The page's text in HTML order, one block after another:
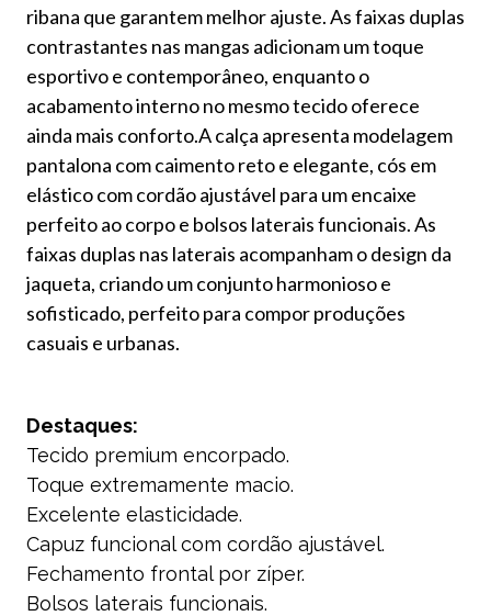
ribana que garantem melhor ajuste. As faixas duplas
contrastantes nas mangas adicionam um toque
esportivo e contemporâneo, enquanto o
acabamento interno no mesmo tecido oferece
ainda mais conforto.A calça apresenta modelagem
pantalona com caimento reto e elegante, cós em
elástico com cordão ajustável para um encaixe
perfeito ao corpo e bolsos laterais funcionais. As
faixas duplas nas laterais acompanham o design da
jaqueta, criando um conjunto harmonioso e
sofisticado, perfeito para compor produções
casuais e urbanas.
Destaques:
Tecido premium encorpado.
Toque extremamente macio.
Excelente elasticidade.
Capuz funcional com cordão ajustável.
Fechamento frontal por zíper.
Bolsos laterais funcionais.